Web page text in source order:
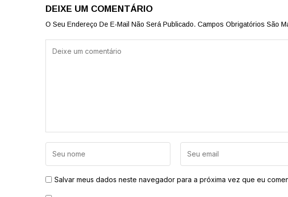
DEIXE UM COMENTÁRIO
O Seu Endereço De E-Mail Não Será Publicado. Campos Obrigatórios São
Salvar meus dados neste navegador para a próxima vez que eu